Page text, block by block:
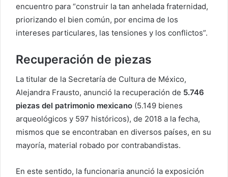
encuentro para “construir la tan anhelada fraternidad,
priorizando el bien común, por encima de los
intereses particulares, las tensiones y los conflictos”.
Recuperación de piezas
La titular de la Secretaría de Cultura de México,
Alejandra Frausto, anunció la recuperación de 5.746
piezas del patrimonio mexicano (5.149 bienes
arqueológicos y 597 históricos), de 2018 a la fecha,
mismos que se encontraban en diversos países, en su
mayoría, material robado por contrabandistas.
En este sentido, la funcionaria anunció la exposición